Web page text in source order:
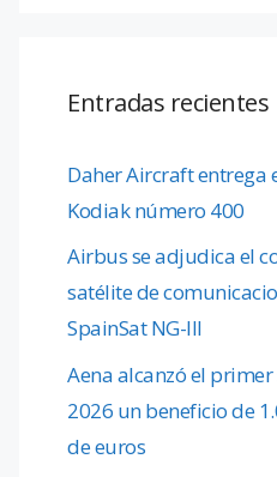
Entradas recientes
Daher Aircraft entrega
Kodiak número 400
Airbus se adjudica el
satélite de
SpainSat NG-III
Aena alcanzó el
2026 un beneficio de
de euros